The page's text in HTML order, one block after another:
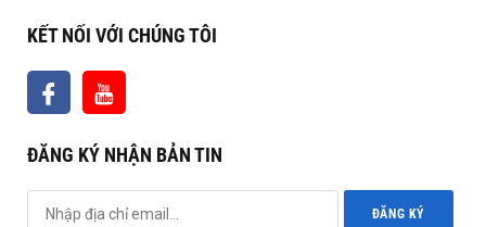
KẾT NỐI VỚI CHÚNG TÔI
ĐĂNG KÝ NHẬN BẢN TIN